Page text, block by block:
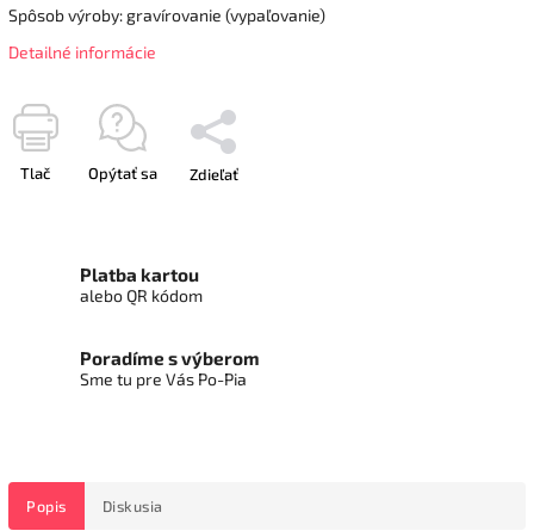
Spôsob výroby: gravírovanie (vypaľovanie)
Detailné informácie
Tlač Opýtať sa Zdieľať
Platba kartou
alebo QR kódom
Poradíme s výberom
Sme tu pre Vás Po-Pia
Popis Diskusia